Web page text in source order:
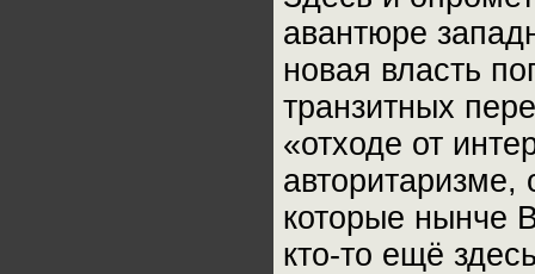
авантюре
новая власть
транзитных
«отходе от
авторитаризме,
которые нынче
кто-то ещё